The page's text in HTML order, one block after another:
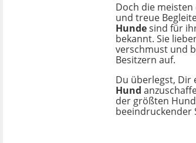
Doch die
und treue
Hundesind für
bekannt. Sie
verschmust und
Besitzern auf.
Du überlegst, Dir
Hund
der größten
beeindruckender